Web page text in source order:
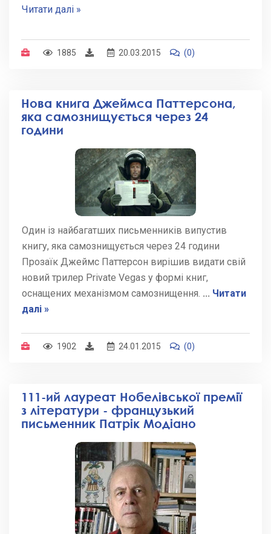
Читати далі »
1885 20.03.2015 (0)
Нова книга Джеймса Паттерсона,
яка самознищується через 24
години
Один із найбагатших письменників випустив
книгу, яка самознищується через 24 години
Прозаїк Джеймс Паттерсон вирішив видати свій
новий трилер Private Vegas у формі книг,
оснащених механізмом самознищення. ... Читати
далі »
1902 24.01.2015 (0)
111-ий лауреат Нобелівської премії
з літератури - французький
письменник Патрік Модіано